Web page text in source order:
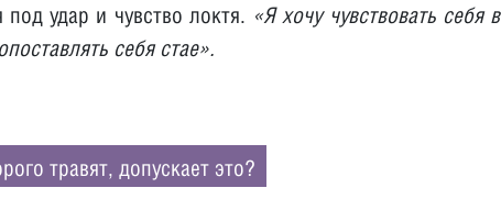
под удар и чувство локтя. «Я хочу чувствовать себя в
себя стае».
травят, допускает это?